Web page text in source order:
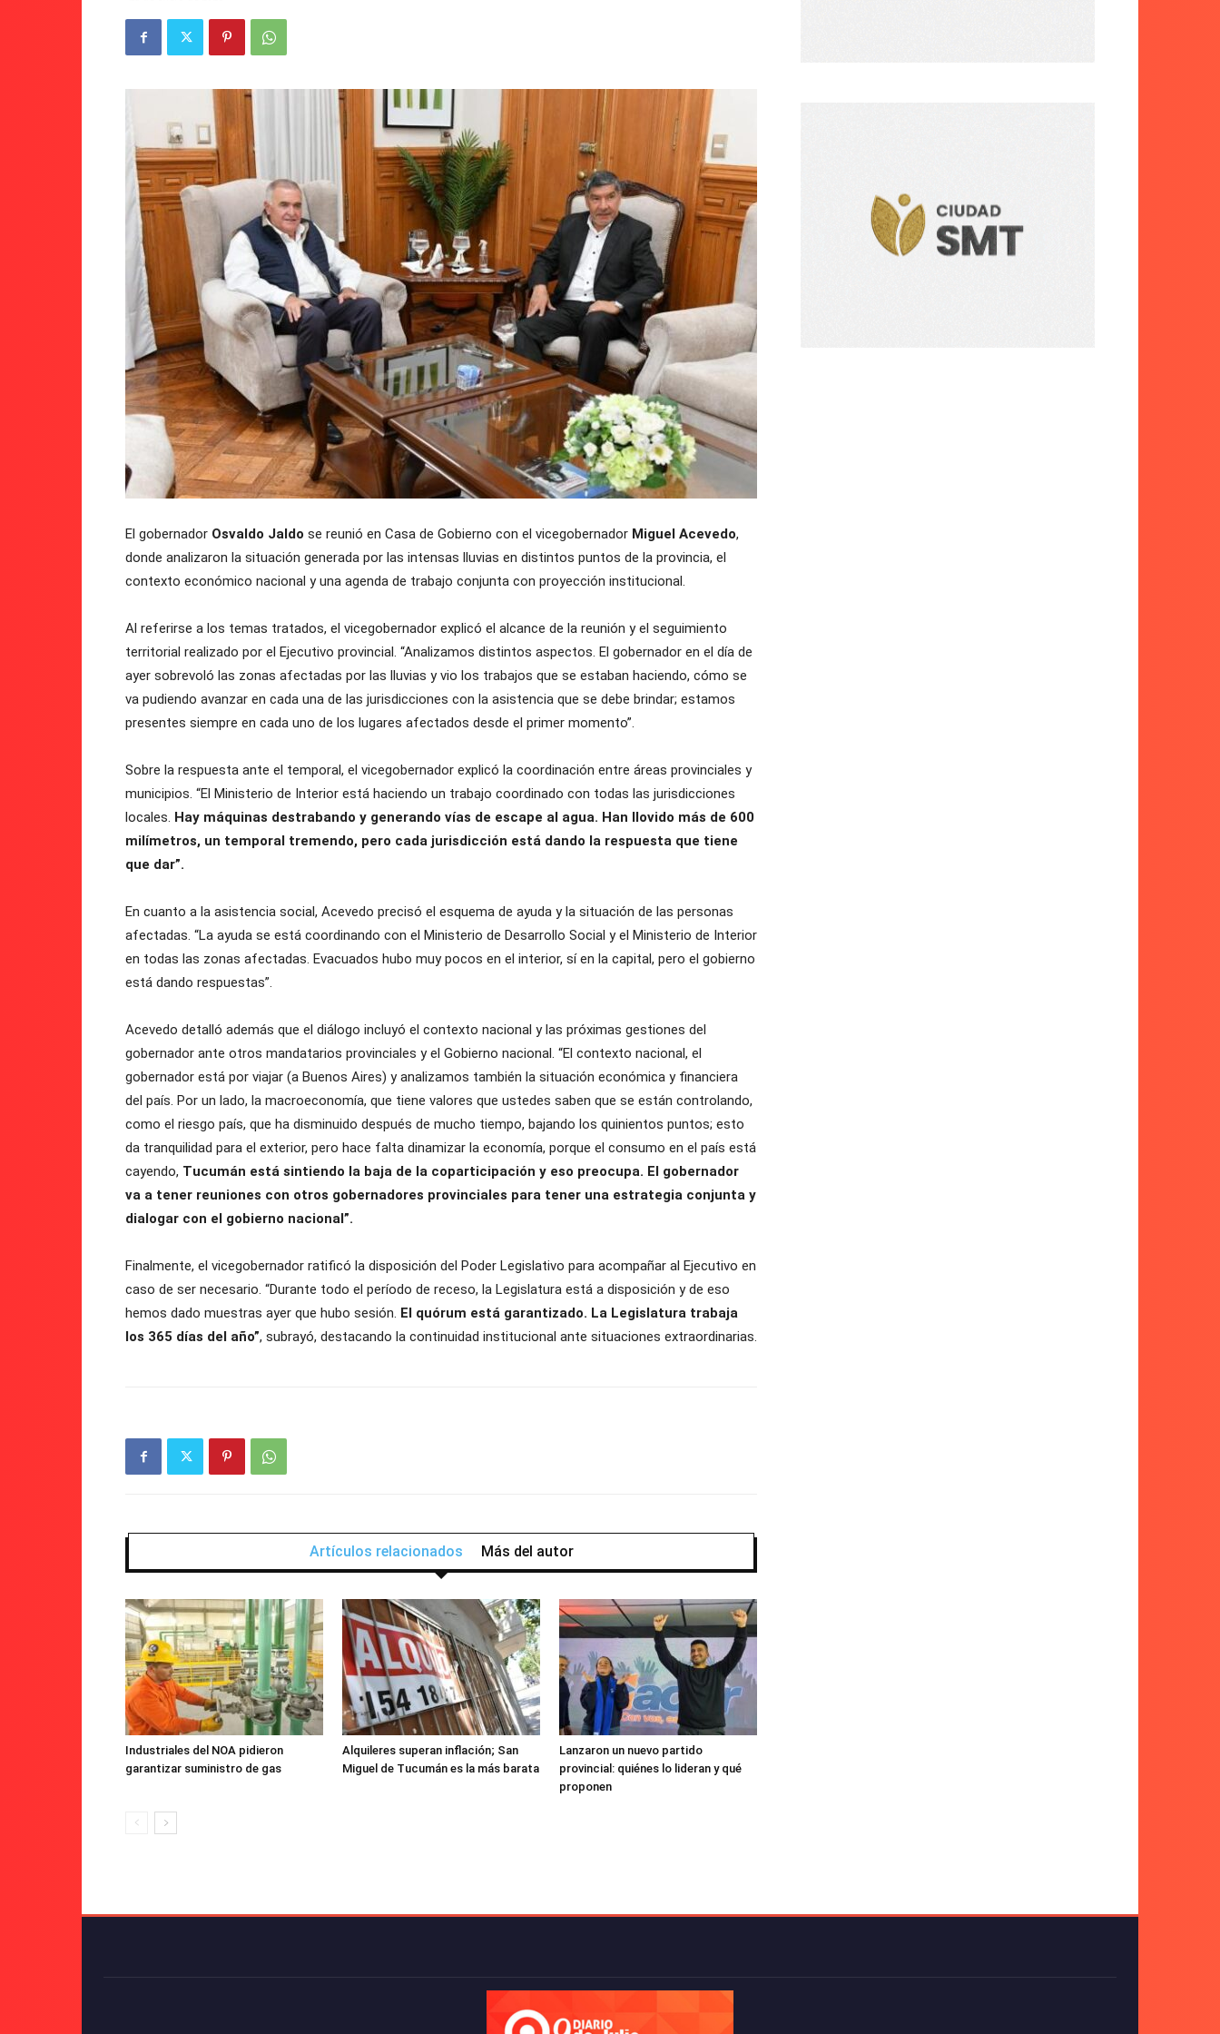
El gobernador Osvaldo Jaldo se reunió en Casa de Gobierno con el vicegobernador Miguel Acevedo,
donde analizaron la situación generada por las intensas lluvias en distintos puntos de la provincia, el
contexto económico nacional y una agenda de trabajo conjunta con proyección institucional.
Al referirse a los temas tratados, el vicegobernador explicó el alcance de la reunión y el seguimiento
territorial realizado por el Ejecutivo provincial. “Analizamos distintos aspectos. El gobernador en el día de
ayer sobrevoló las zonas afectadas por las lluvias y vio los trabajos que se estaban haciendo, cómo se
va pudiendo avanzar en cada una de las jurisdicciones con la asistencia que se debe brindar; estamos
presentes siempre en cada uno de los lugares afectados desde el primer momento”.
Sobre la respuesta ante el temporal, el vicegobernador explicó la coordinación entre áreas provinciales y
municipios. “El Ministerio de Interior está haciendo un trabajo coordinado con todas las jurisdicciones
locales. Hay máquinas destrabando y generando vías de escape al agua. Han llovido más de 600
milímetros, un temporal tremendo, pero cada jurisdicción está dando la respuesta que tiene
que dar”.
En cuanto a la asistencia social, Acevedo precisó el esquema de ayuda y la situación de las personas
afectadas. “La ayuda se está coordinando con el Ministerio de Desarrollo Social y el Ministerio de Interior
en todas las zonas afectadas. Evacuados hubo muy pocos en el interior, sí en la capital, pero el gobierno
está dando respuestas”.
Acevedo detalló además que el diálogo incluyó el contexto nacional y las próximas gestiones del
gobernador ante otros mandatarios provinciales y el Gobierno nacional. “El contexto nacional, el
gobernador está por viajar (a Buenos Aires) y analizamos también la situación económica y financiera
del país. Por un lado, la macroeconomía, que tiene valores que ustedes saben que se están controlando,
como el riesgo país, que ha disminuido después de mucho tiempo, bajando los quinientos puntos; esto
da tranquilidad para el exterior, pero hace falta dinamizar la economía, porque el consumo en el país está
cayendo, Tucumán está sintiendo la baja de la coparticipación y eso preocupa. El gobernador
va a tener reuniones con otros gobernadores provinciales para tener una estrategia conjunta y
dialogar con el gobierno nacional”.
Finalmente, el vicegobernador ratificó la disposición del Poder Legislativo para acompañar al Ejecutivo en
caso de ser necesario. “Durante todo el período de receso, la Legislatura está a disposición y de eso
hemos dado muestras ayer que hubo sesión. El quórum está garantizado. La Legislatura trabaja
los 365 días del año”, subrayó, destacando la continuidad institucional ante situaciones extraordinarias.
Artículos relacionados Más del autor
Industriales del NOA pidieron
garantizar suministro de gas
Alquileres superan inflación; San
Miguel de Tucumán es la más barata
Lanzaron un nuevo partido
provincial: quiénes lo lideran y qué
proponen